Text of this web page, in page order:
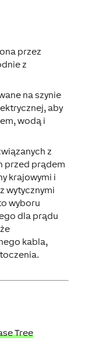
przez
z
na szynie
aby
wodą i
z
przed prądem
krajowymi i
wytycznymi
wyboru
dla prądu
kabla,
Tree